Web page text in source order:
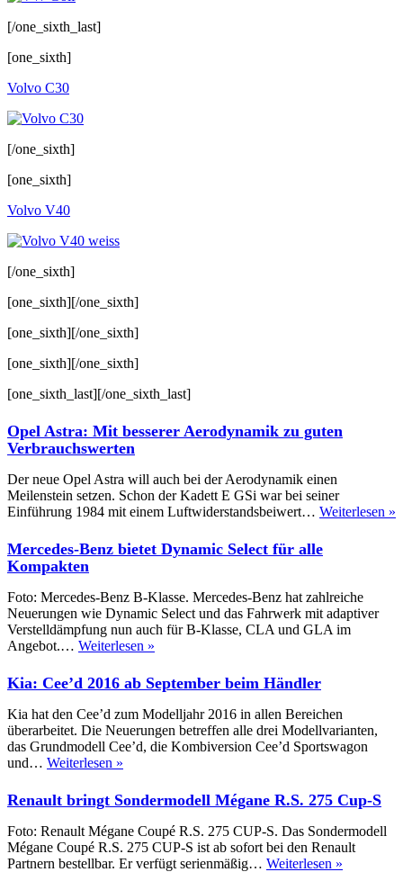
[/one_sixth_last]
[one_sixth]
Volvo C30
[/one_sixth]
[one_sixth]
Volvo V40
[/one_sixth]
[one_sixth][/one_sixth]
[one_sixth][/one_sixth]
[one_sixth][/one_sixth]
[one_sixth_last][/one_sixth_last]
Opel Astra: Mit besserer Aerodynamik zu guten
Verbrauchswerten
Der neue Opel Astra will auch bei der Aerodynamik einen
Meilenstein setzen. Schon der Kadett E GSi war bei seiner
Einführung 1984 mit einem Luftwiderstandsbeiwert… Weiterlesen »
Mercedes-Benz bietet Dynamic Select für alle
Kompakten
Foto: Mercedes-Benz B-Klasse. Mercedes-Benz hat zahlreiche
Neuerungen wie Dynamic Select und das Fahrwerk mit adaptiver
Verstelldämpfung nun auch für B-Klasse, CLA und GLA im
Angebot.… Weiterlesen »
bietet
Dynamic
Select
für
alle
Kia: Cee’d 2016 ab September beim Händler
Kia hat den Cee’d zum Modelljahr 2016 in allen Bereichen
überarbeitet. Die Neuerungen betreffen alle drei Modellvarianten,
das Grundmodell Cee’d, die Kombiversion Cee’d Sportswagon
und… Weiterlesen »
2016
ab
September
beim
Händler
Renault bringt Sondermodell Mégane R.S. 275 Cup-S
Foto: Renault Mégane Coupé R.S. 275 CUP-S. Das Sondermodell
Mégane Coupé R.S. 275 CUP-S ist ab sofort bei den Renault
Partnern bestellbar. Er verfügt serienmäßig… Weiterlesen »